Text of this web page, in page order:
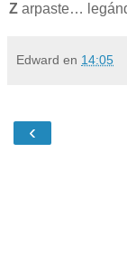
Z arpaste…
Edward en 14:05
‹